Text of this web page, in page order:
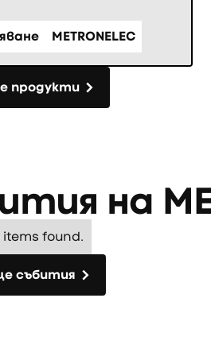
METRONELEC
продукти
на
items found.
събития